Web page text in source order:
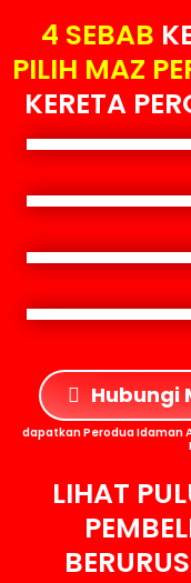
4 SEBAB
PILIH MAZ
KERETA
Hubungi
dapatkan Perodua Idaman
LIHAT